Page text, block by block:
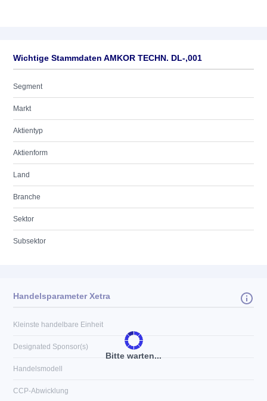
Wichtige Stammdaten AMKOR TECHN. DL-,001
Segment
Markt
Aktientyp
Aktienform
Land
Branche
Sektor
Subsektor
Bitte warten...
Handelsparameter Xetra
Kleinste handelbare Einheit
Designated Sponsor(s)
Handelsmodell
CCP-Abwicklung